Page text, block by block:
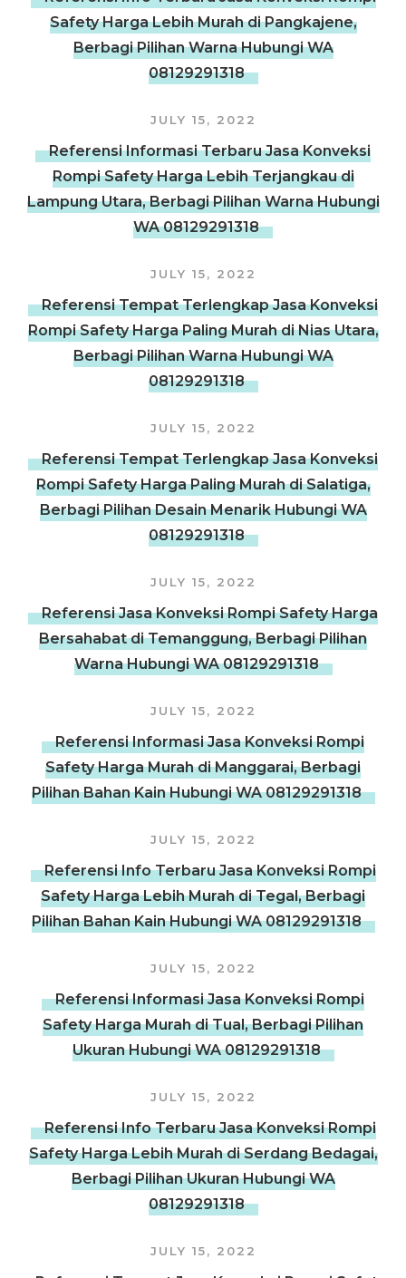
Safety Harga Lebih Murah di Pangkajene,
Berbagi Pilihan Warna Hubungi WA
08129291318
JULY 15, 2022
Referensi Informasi Terbaru Jasa Konveksi
Rompi Safety Harga Lebih Terjangkau di
Lampung Utara, Berbagi Pilihan Warna Hubungi
WA 08129291318
JULY 15, 2022
Referensi Tempat Terlengkap Jasa Konveksi
Rompi Safety Harga Paling Murah di Nias Utara,
Berbagi Pilihan Warna Hubungi WA
08129291318
JULY 15, 2022
Referensi Tempat Terlengkap Jasa Konveksi
Rompi Safety Harga Paling Murah di Salatiga,
Berbagi Pilihan Desain Menarik Hubungi WA
08129291318
JULY 15, 2022
Referensi Jasa Konveksi Rompi Safety Harga
Bersahabat di Temanggung, Berbagi Pilihan
Warna Hubungi WA 08129291318
JULY 15, 2022
Referensi Informasi Jasa Konveksi Rompi
Safety Harga Murah di Manggarai, Berbagi
Pilihan Bahan Kain Hubungi WA 08129291318
JULY 15, 2022
Referensi Info Terbaru Jasa Konveksi Rompi
Safety Harga Lebih Murah di Tegal, Berbagi
Pilihan Bahan Kain Hubungi WA 08129291318
JULY 15, 2022
Referensi Informasi Jasa Konveksi Rompi
Safety Harga Murah di Tual, Berbagi Pilihan
Ukuran Hubungi WA 08129291318
JULY 15, 2022
Referensi Info Terbaru Jasa Konveksi Rompi
Safety Harga Lebih Murah di Serdang Bedagai,
Berbagi Pilihan Ukuran Hubungi WA
08129291318
JULY 15, 2022